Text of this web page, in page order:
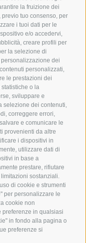
la fruizione dei
tuo consenso, per
i tuoi dati per le
e/o accedervi,
creare profili per
la selezione di
dei
personalizzati,
le prestazioni dei
o la
sviluppare e
selezione dei contenuti,
correggere errori,
e comunicare le
provenienti da altre
i dispositivi in
utilizzare dati di
in base a
prestare, rifiutare
sostanziali.
di cookie e strumenti
per personalizzare le
cookie non
preferenze in qualsiasi
in fondo alla pagina o
preferenze si
Bonifico
Bancario